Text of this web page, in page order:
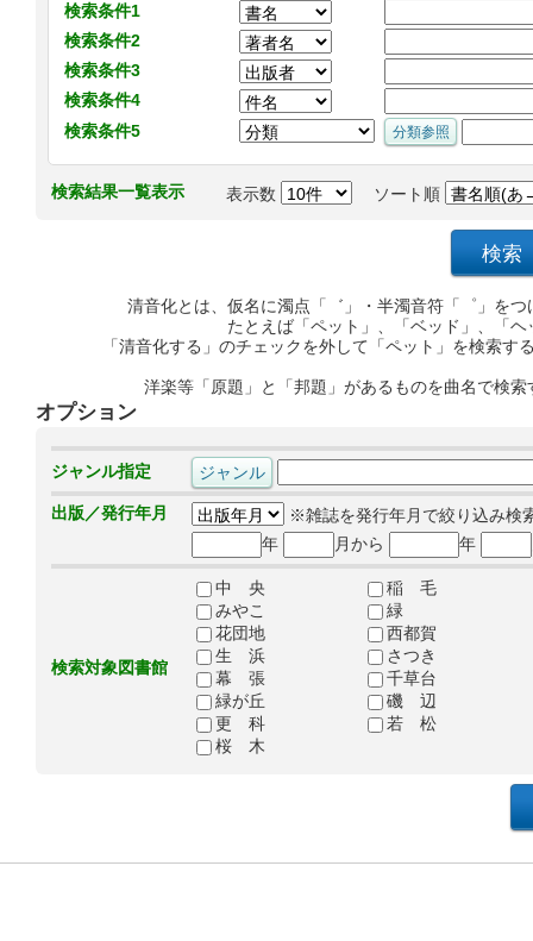
検索条件1
検索条件2
検索条件3
検索条件4
検索条件5
検索結果一覧表示 表示数 ソート順
清音化とは、仮名に濁点「゛」・半濁音符「゜」を
たとえば「ペット」、「ベッド」、「
「清音化する」のチェックを外して「ペット」を検索
洋楽等「原題」と「邦題」があるものを曲名で検
オプション
ジャンル指定
出版／発行年月
※雑誌を発行年月で絞り込み検
年
月から 年
検索対象図書館
中 央
稲 毛
みやこ
緑
花団地
西都賀
生 浜
さつき
幕 張
千草台
緑が丘
磯 辺
更 科
若 松
桜 木